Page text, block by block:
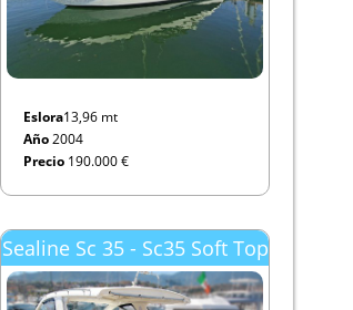
Eslora13,96 mt
Año2004
Precio190.000 €
Sealine Sc 35 - Sc35 Soft Top